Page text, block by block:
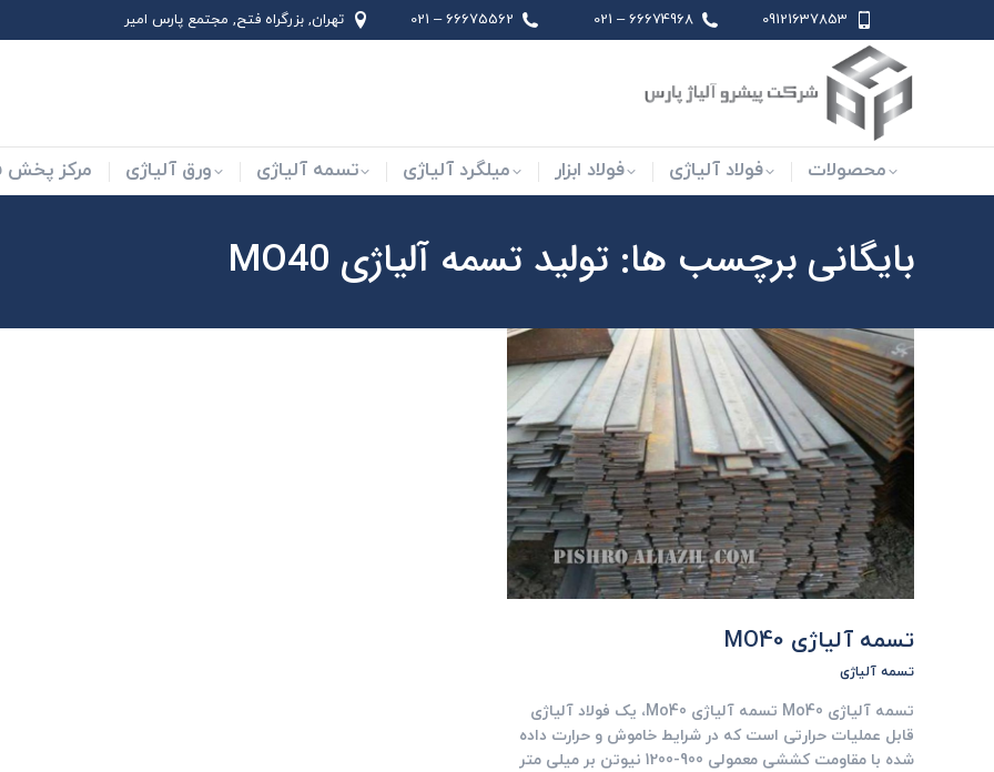
09121637853
66674968 – 021
66675562 – 021 تهران, بزرگراه فتح, مجتمع پارس امير
محصولات فولاد آلیاژی فولاد ابزار میلگرد آلیاژی تسمه آلیاژی ورق آلیاژی مرکز پخش
بایگانی برچسب ها: تولید تسمه آلیاژی MO40
تسمه آلیاژی MO40
تسمه آلیاژی
تسمه آلیاژی Mo40 تسمه آلیاژی Mo40، یک فولاد آلیاژی
قابل عملیات حرارتی است که در شرایط خاموش و حرارت داده
شده با مقاومت کششی معمولی 900-1200 نیوتن بر میلی متر
محصولات میلگرد آلیاژی تسمه آلیاژی